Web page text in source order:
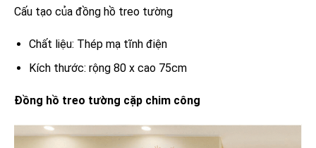
Cấu tạo của đồng hồ treo tường
Chất liệu: Thép mạ tĩnh điện
Kích thước: rộng 80 x cao 75cm
Đồng hồ treo tường cặp chim công